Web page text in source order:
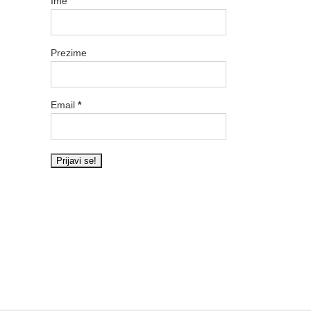
Prezime
Email *